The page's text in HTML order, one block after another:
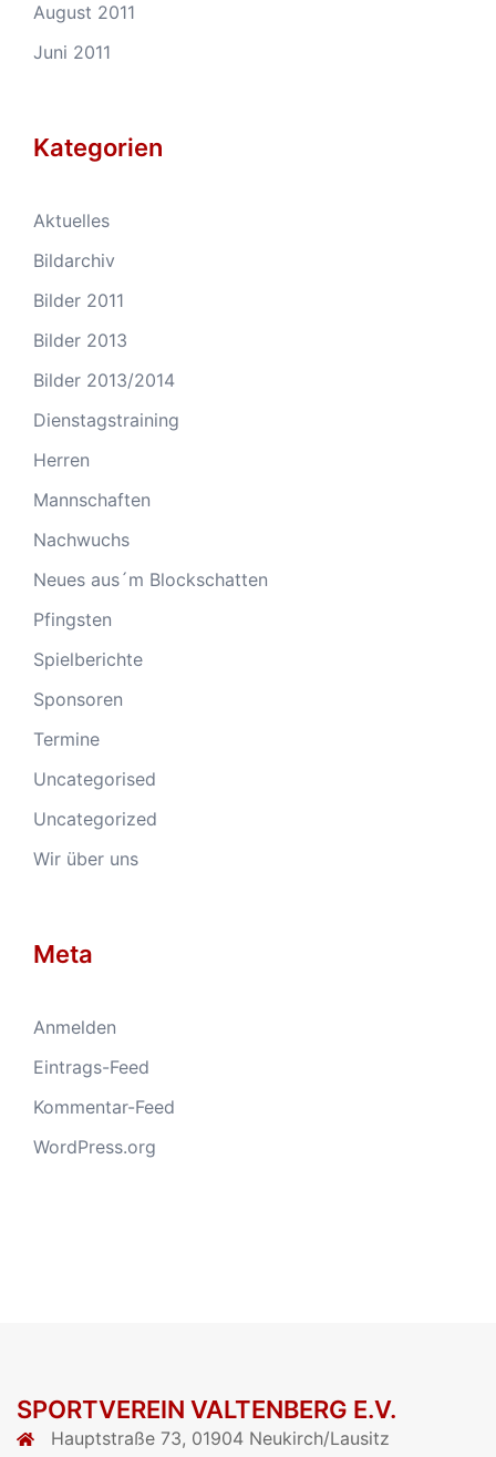
August 2011
Juni 2011
Kategorien
Aktuelles
Bildarchiv
Bilder 2011
Bilder 2013
Bilder 2013/2014
Dienstagstraining
Herren
Mannschaften
Nachwuchs
Neues aus´m Blockschatten
Pfingsten
Spielberichte
Sponsoren
Termine
Uncategorised
Uncategorized
Wir über uns
Meta
Anmelden
Eintrags-Feed
Kommentar-Feed
WordPress.org
SPORTVEREIN VALTENBERG E.V.
Hauptstraße 73, 01904 Neukirch/Lausitz